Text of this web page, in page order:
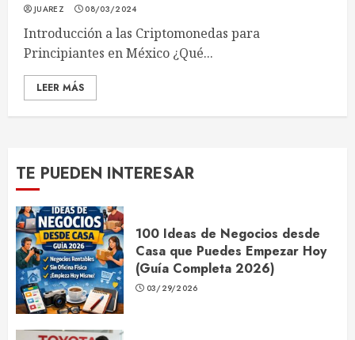
JUAREZ 08/03/2024
Introducción a las Criptomonedas para
Principiantes en México ¿Qué...
LEER MÁS
TE PUEDEN INTERESAR
100 Ideas de Negocios desde
Casa que Puedes Empezar Hoy
(Guía Completa 2026)
03/29/2026